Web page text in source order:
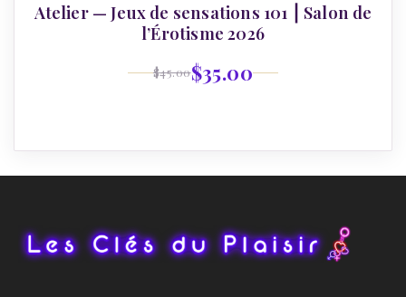
Atelier — Jeux de sensations 101 ⎮ Salon de
l’Érotisme 2026
$45.00$35.00